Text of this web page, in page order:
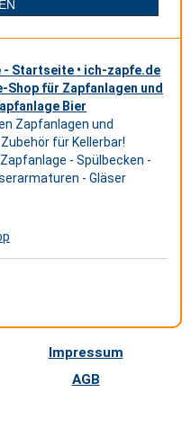
- Startseite • ich-zapfe.de
Shop für Zapfanlagen und
Bier
Zapfanlagen und
für Kellerbar!
- Spülbecken -
- Gläser
Impressum
AGB